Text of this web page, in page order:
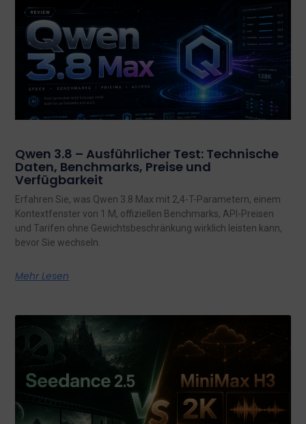
Qwen 3.8 – Ausführlicher Test: Technische
Daten, Benchmarks, Preise und
Verfügbarkeit
Erfahren Sie, was Qwen 3.8 Max mit 2,4-T-Parametern, einem
Kontextfenster von 1 M, offiziellen Benchmarks, API-Preisen
und Tarifen ohne Gewichtsbeschränkung wirklich leisten kann,
bevor Sie wechseln.
Mehr Lesen